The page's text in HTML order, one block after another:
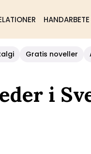
HANDARBETE
Gratis noveller
i